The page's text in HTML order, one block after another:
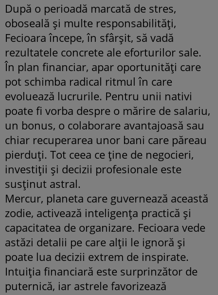
După o perioadă marcată de stres,
oboseală și multe responsabilități,
Fecioara începe, în sfârșit, să vadă
rezultatele concrete ale eforturilor sale.
În plan financiar, apar oportunități care
pot schimba radical ritmul în care
evoluează lucrurile. Pentru unii nativi
poate fi vorba despre o mărire de salariu,
un bonus, o colaborare avantajoasă sau
chiar recuperarea unor bani care păreau
pierduți. Tot ceea ce ține de negocieri,
investiții și decizii profesionale este
susținut astral.
Mercur, planeta care guvernează această
zodie, activează inteligența practică și
capacitatea de organizare. Fecioara vede
astăzi detalii pe care alții le ignoră și
poate lua decizii extrem de inspirate.
Intuiția financiară este surprinzător de
puternică, iar astrele favorizează